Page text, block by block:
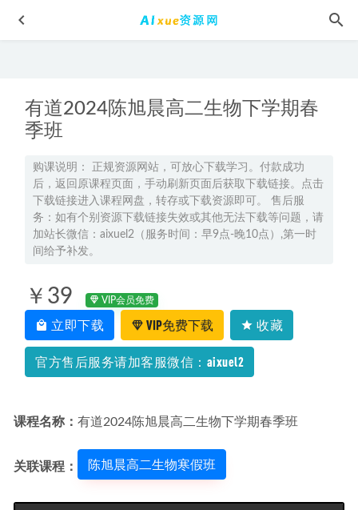
有道2024陈旭晨高二生物下学期春
季班
购课说明： 正规资源网站，可放心下载学习。付款成功
后，返回原课程页面，手动刷新页面后获取下载链接。点击
下载链接进入课程网盘，转存或下载资源即可。 售后服
务：如有个别资源下载链接失效或其他无法下载等问题，请
加站长微信：aixuel2（服务时间：早9点-晚10点）,第一时
间给予补发。
￥39 VIP会员免费
立即下载 VIP免费下载 收藏
官方售后服务请加客服微信：aixuel2
课程名称： 有道2024陈旭晨高二生物下学期春季班
关联课程： 陈旭晨高二生物寒假班
2026年周芳煜高三生物一轮复习网课教程 2025-08-11
高中生物网课教程分享22年邓康曜高二生物教程 2022-11-04
新东方英语四级，直播/词汇/听力/晨读/阅读/真题/讲义课程
2022-05-31
下载
2021-07-29
电视俄语教学课程百度资源网盘下载 2022-07-08